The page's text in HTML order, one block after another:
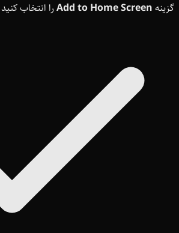
گزینه Add to Home Screenرا انتخاب کنید